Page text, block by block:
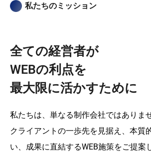
私たちのミッション
全ての経営者が
WEBの利点を
最大限に活かすために
私たちは、単なる制作会社ではありま
クライアントの一歩先を見据え、本質
い、成果に直結するWEB施策をご提案